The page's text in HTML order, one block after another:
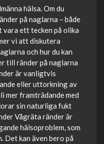
hälsa. Om du
på naglarna – både
vara ett tecken på olika
vi att diskutera
och hur du kan
till ränder på naglarna
är vanligtvis
eller uttorkning av
mer framträdande med
sin naturliga fukt
Vågräta ränder är
hälsoproblem, som
Det kan även bero på